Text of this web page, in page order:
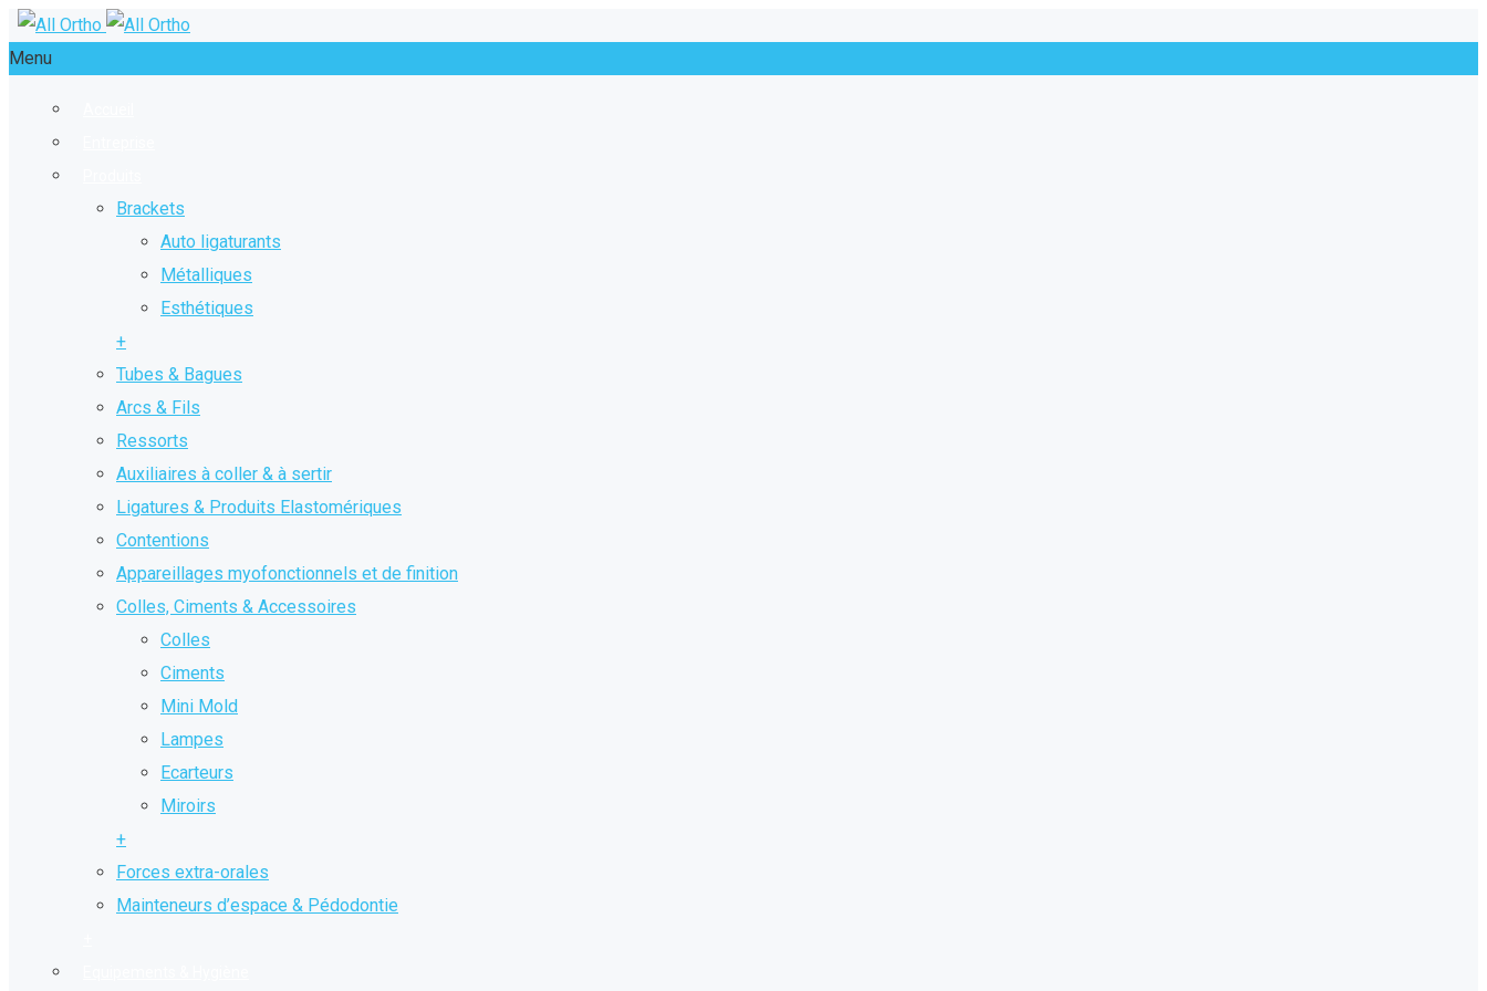
Menu
Brackets
Auto ligaturants
Métalliques
Esthétiques
+
Tubes & Bagues
Arcs & Fils
Ressorts
Auxiliaires à coller & à sertir
Ligatures & Produits Elastomériques
Contentions
Appareillages myofonctionnels et de finition
Colles, Ciments & Accessoires
Colles
Ciments
Mini Mold
Lampes
Ecarteurs
Miroirs
+
Forces extra-orales
Mainteneurs d’espace & Pédodontie